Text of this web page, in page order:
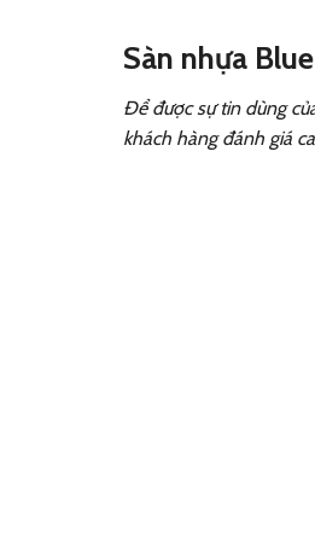
Sàn nhựa
Để được sự tin dùng
khách hàng đánh giá